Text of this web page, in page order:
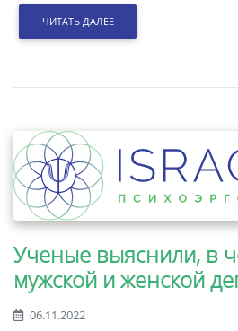
ЧИТАТЬ ДАЛЕЕ
Ученые выяснили, в
мужской и женской
06.11.2022